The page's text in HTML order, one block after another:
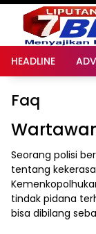
HEADLINE
Faq
Seorang polisi
tentang
tindak pidana
bisa dibilang